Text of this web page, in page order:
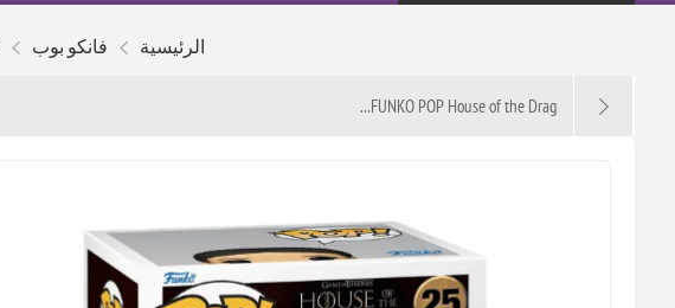
الرئيسية فانكو بوب
FUNKO POP House of the Drag...